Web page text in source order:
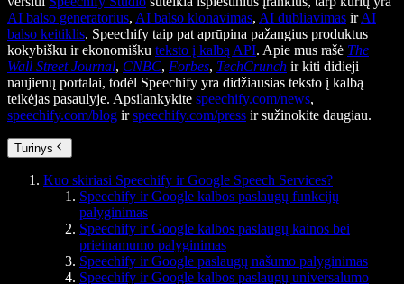
AI balso generatorius, AI balso klonavimas, AI dubliavimas irAI
balso keitiklis. Speechify taip pat aprūpina pažangius produktus
kokybišku ir ekonomišku teksto į kalbą API. Apie mus rašė The
Wall Street Journal, CNBC, Forbes, TechCrunch ir kiti didieji
naujienų portalai, todėl Speechify yra didžiausias teksto į kalbą
teikėjas pasaulyje. Apsilankykite speechify.com/news,
speechify.com/blog irspeechify.com/press ir sužinokite daugiau.
Turinys
Kuo skiriasi Speechify ir Google Speech Services?
Speechify ir Google kalbos paslaugų funkcijų
palyginimas
Speechify ir Google kalbos paslaugų kainos bei
prieinamumo palyginimas
Speechify ir Google paslaugų našumo palyginimas
Speechify ir Google kalbos paslaugų universalumo